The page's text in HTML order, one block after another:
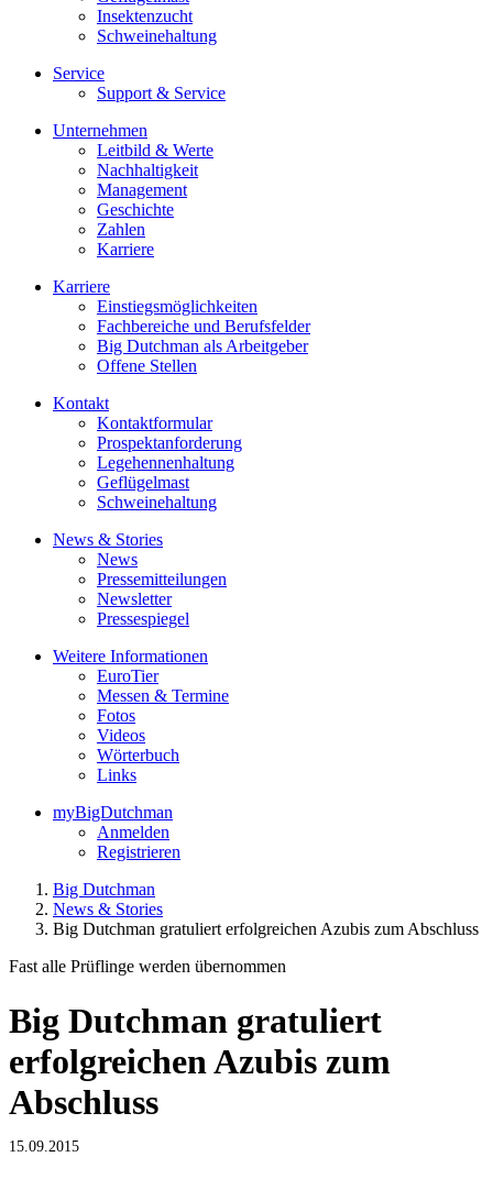
Insektenzucht
Schweinehaltung
Service
Support & Service
Unternehmen
Leitbild & Werte
Nachhaltigkeit
Management
Geschichte
Zahlen
Karriere
Karriere
Einstiegsmöglichkeiten
Fachbereiche und Berufsfelder
Big Dutchman als Arbeitgeber
Offene Stellen
Kontakt
Kontaktformular
Prospektanforderung
Legehennenhaltung
Geflügelmast
Schweinehaltung
News & Stories
News
Pressemitteilungen
Newsletter
Pressespiegel
Weitere Informationen
EuroTier
Messen & Termine
Fotos
Videos
Wörterbuch
Links
myBigDutchman
Anmelden
Registrieren
Big Dutchman
News & Stories
Big Dutchman gratuliert erfolgreichen Azubis zum Abschluss
Fast alle Prüflinge werden übernommen
Big Dutchman gratuliert
erfolgreichen Azubis zum
Abschluss
15.09.2015